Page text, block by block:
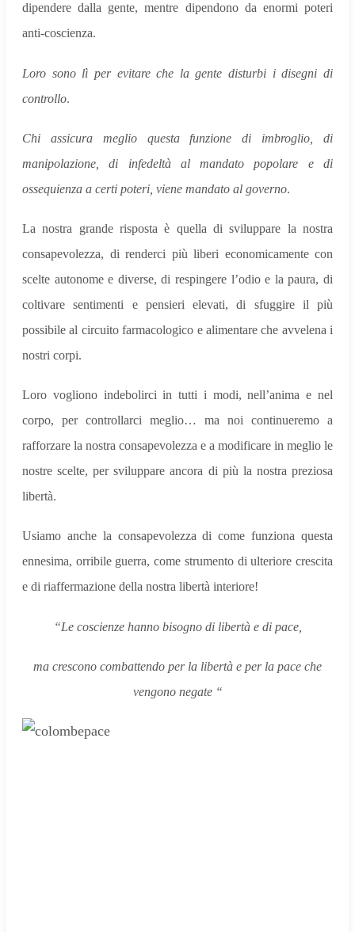
dipendere dalla gente, mentre dipendono da enormi poteri
anti-coscienza.
Loro sono lì per evitare che la gente disturbi i disegni di
controllo.
Chi assicura meglio questa funzione di imbroglio, di
manipolazione, di infedeltà al mandato popolare e di
ossequienza a certi poteri, viene mandato al governo.
La nostra grande risposta è quella di sviluppare la nostra
consapevolezza, di renderci più liberi economicamente con
scelte autonome e diverse, di respingere l’odio e la paura, di
coltivare sentimenti e pensieri elevati, di sfuggire il più
possibile al circuito farmacologico e alimentare che avvelena i
nostri corpi.
Loro vogliono indebolirci in tutti i modi, nell’anima e nel
corpo, per controllarci meglio… ma noi continueremo a
rafforzare la nostra consapevolezza e a modificare in meglio le
nostre scelte, per sviluppare ancora di più la nostra preziosa
libertà.
Usiamo anche la consapevolezza di come funziona questa
ennesima, orribile guerra, come strumento di ulteriore crescita
e di riaffermazione della nostra libertà interiore!
“Le coscienze hanno bisogno di libertà e di pace,
ma crescono combattendo per la libertà e per la pace che
vengono negate “